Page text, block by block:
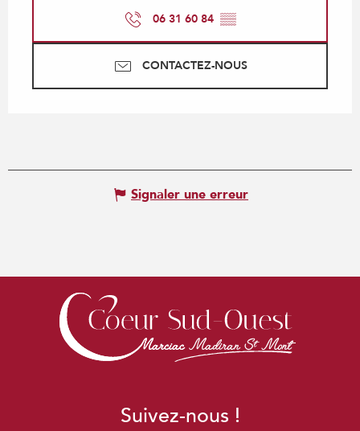
06 31 60 84 ▒▒
CONTACTEZ-NOUS
Signaler une erreur
Suivez-nous !